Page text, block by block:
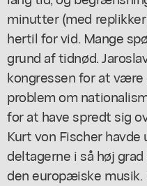
minutter (med
hertil for vid. Mange
grund af tidnød.
kongressen for at
problem om
for at have spredt sig
Kurt von Fischer
deltagerne i så høj
den europæiske musik.